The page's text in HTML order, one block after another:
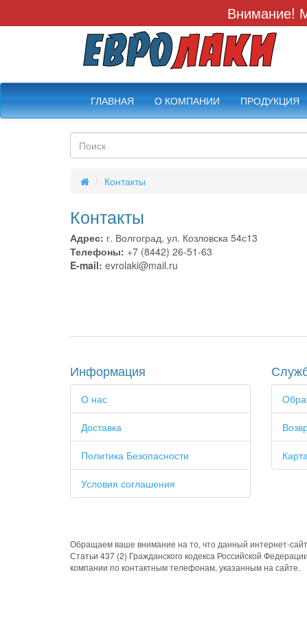
Внимание!
ГЛАВНАЯ О КОМПАНИИ ПРОДУКЦИЯ
Контакты
Контакты
Адрес: г. Волгоград, ул. Козловска 54с13
Телефоны: +7 (8442) 26-51-63
E-mail: evrolaki@mail.ru
Информация
О нас
Доставка
Политика Безопасности
Условия соглашения
Обращаем ваше внимание на то, что данный интернет-
Статьи 437 (2) Гражданского кодекса Российской
компании по контактным телефонам, указанным на сайте.